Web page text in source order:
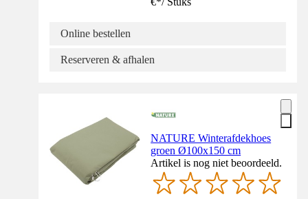
Online bestellen
Reserveren & afhalen
NATURE Winterafdekhoes
groen Ø100x150 cm
Artikel is nog niet beoordeeld.